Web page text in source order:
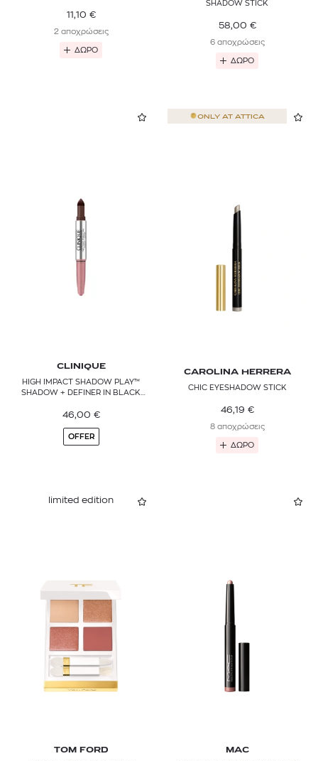
11,10 €
2 αποχρώσεις
ΔΩΡΟ
SHADOW STICK
58,00 €
6 αποχρώσεις
ΔΩΡΟ
CLINIQUE
HIGH IMPACT SHADOW PLAY™
SHADOW + DEFINER IN BLACK
46,00 €
OFFER
ONLY AT ATTICA
CAROLINA HERRERA
CHIC EYESHADOW STICK
46,19 €
8 αποχρώσεις
ΔΩΡΟ
limited edition
TOM FORD
MAC